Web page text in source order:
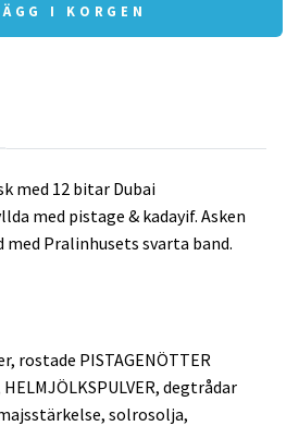
I KORGEN
med 12 bitar Dubai
med pistage & kadayif. Asken
med Pralinhusets svarta band.
rostade PISTAGENÖTTER
degtrådar
solrosolja,